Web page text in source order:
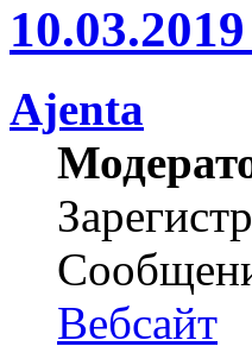
Ajenta
Вебсайт